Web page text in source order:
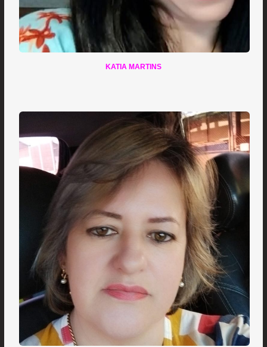
KATIA MARTINS